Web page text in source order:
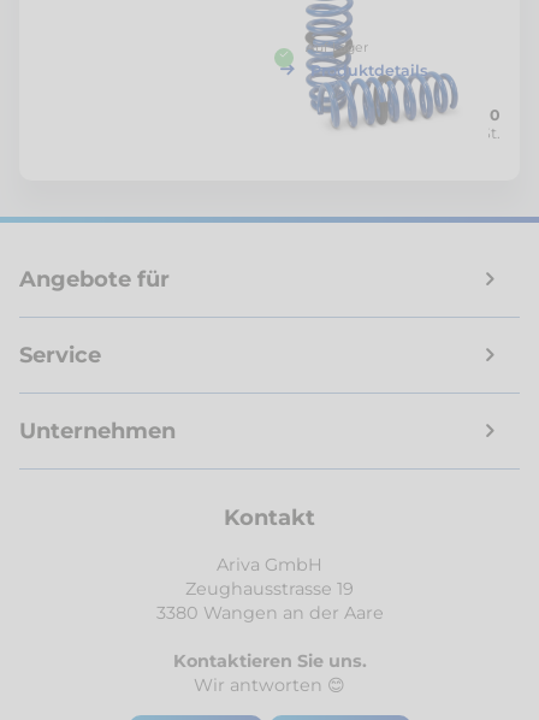
Verstärkte Spiralfeder für die
Hinterachse.
Produktdetails
Auf Lager
CHF 200.00
Netto zzgl. MwSt.
Angebote für
Service
Unternehmen
Kontakt
Ariva GmbH
Zeughausstrasse 19
3380 Wangen an der Aare
Kontaktieren Sie uns.
Wir antworten 😊